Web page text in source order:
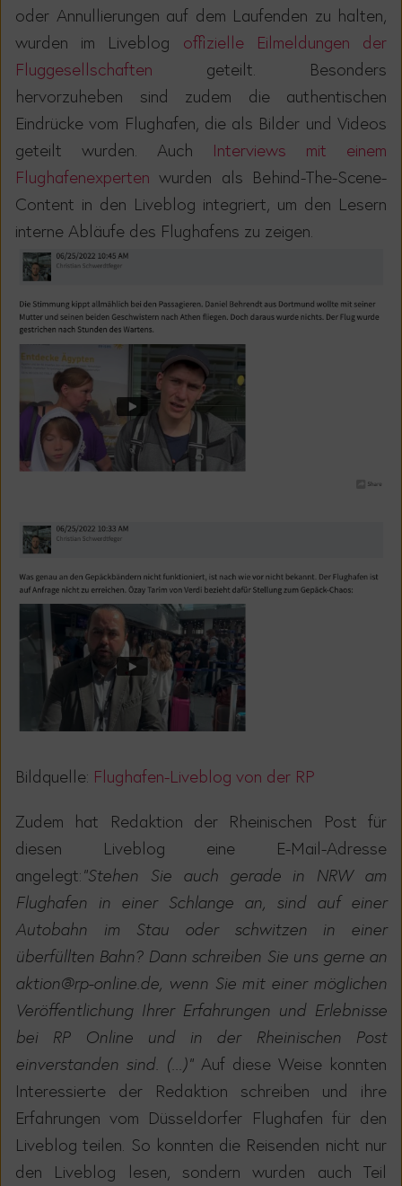
oder Annullierungen auf dem Laufenden zu halten,
wurden im Liveblog
offizielle Eilmeldungen der
Fluggesellschaften
geteilt. Besonders
hervorzuheben sind zudem die authentischen
Eindrücke vom Flughafen, die als Bilder und Videos
geteilt wurden. Auch
Interviews mit einem
Flughafenexperten wurden als Behind-The-Scene-
Content in den Liveblog integriert, um den Lesern
interne Abläufe des Flughafens zu zeigen.
Bildquelle: Flughafen-Liveblog von der RP
Zudem hat Redaktion der Rheinischen Post für
diesen Liveblog eine E-Mail-Adresse
angelegt:"Stehen Sie auch gerade in NRW am
Flughafen in einer Schlange an, sind auf einer
Autobahn im Stau oder schwitzen in einer
überfüllten Bahn? Dann schreiben Sie uns gerne an
aktion@rp-online.de, wenn Sie mit einer möglichen
Veröffentlichung Ihrer Erfahrungen und Erlebnisse
bei RP Online und in der Rheinischen Post
einverstanden sind. (...)" Auf diese Weise konnten
Interessierte der Redaktion schreiben und ihre
Erfahrungen vom Düsseldorfer Flughafen für den
Liveblog teilen. So konnten die Reisenden nicht nur
den Liveblog lesen, sondern wurden auch Teil